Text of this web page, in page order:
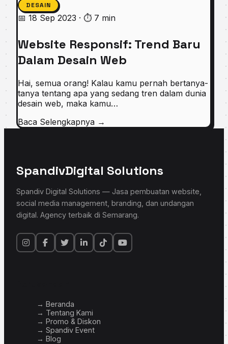
DESAIN
📅 18 Sep 2023 · ⏱ 7 min
Website Responsif: Trend Baru
Dalam Desain Web
Hai, semua orang! Kalau kamu pernah bertanya-
tanya tentang apa yang sedang tren dalam dunia
desain web, maka kamu…
Baca Selengkapnya →
SpandivDigital Solutions
Spandiv Digital Solutions — Jasa pembuatan website,
social media management, branding, dan undangan
digital. Agency terbaik di Semarang.
→ Beranda
→ Tentang Kami
→ Promo & Diskon
→ Spandiv Event
→ Blog